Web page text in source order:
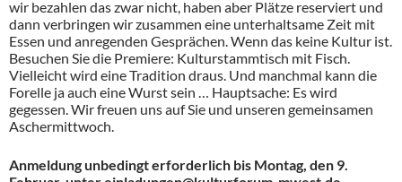
wir bezahlen das zwar nicht, haben aber Plätze reserviert und
dann verbringen wir zusammen eine unterhaltsame Zeit mit
Essen und anregenden Gesprächen. Wenn das keine Kultur ist.
Besuchen Sie die Premiere: Kulturstammtisch mit Fisch.
Vielleicht wird eine Tradition draus. Und manchmal kann die
Forelle ja auch eine Wurst sein … Hauptsache: Es wird
gegessen. Wir freuen uns auf Sie und unseren gemeinsamen
Aschermittwoch.
Anmeldung unbedingt erforderlich bis Montag, den 9.